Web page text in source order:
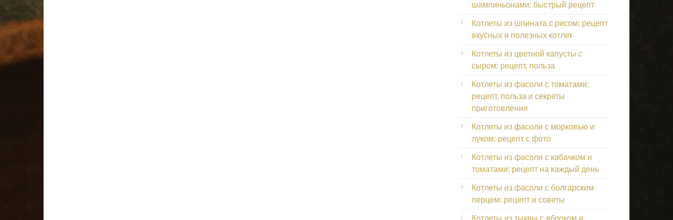
шампиньонами: быстрый рецепт
Котлеты из шпината с рисом: рецепт
вкусных и полезных котлет
Котлеты из цветной капусты с
сыром: рецепт, польза
Котлеты из фасоли с томатами:
рецепт, польза и секреты
приготовления
Котлеты из фасоли с морковью и
луком: рецепт с фото
Котлеты из фасоли с кабачком и
томатами: рецепт на каждый день
Котлеты из фасоли с болгарским
перцем: рецепт и советы
Котлеты из тыквы с яблоком и